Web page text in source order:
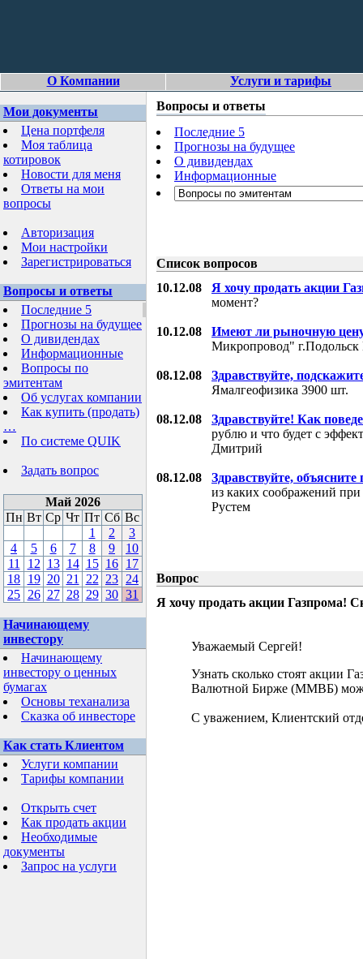
О Компании Услуги и тарифы
Мои документы
Цена портфеля
Моя таблица
котировок
Новости для меня
Ответы на мои
вопросы
Авторизация
Мои настройки
Зарегистрироваться
Вопросы и ответы
Последние 5
Прогнозы на будущее
О дивидендах
Информационные
Вопросы по
эмитентам
Об услугах компании
Как купить (продать)
…
По системе QUIK
Задать вопрос
Май 2026
Пн Вт Ср Чт Пт Сб Вс
1
2
3
4
5 6 7 8 9
10
11
12 13 14 15 16 17
18 19 20 21 22 23 24
25 26 27 28 29 30 31
Начинающему
инвестору
Начинающему
инвестору о ценных
бумагах
Основы теханализа
Сказка об инвесторе
Как стать Клиентом
Услуги компании
Тарифы компании
Открыть счет
Как продать акции
Необходимые
документы
Запрос на услуги
Вопросы и ответы
Последние 5
Прогнозы на будущее
О дивидендах
Информационные
Список вопросов
10.12.08 Я хочу продать акции
момент?
10.12.08
Имеют ли рыночную
Микропровод"
08.12.08
Здравствуйте,
Ямалгеофизика 3900 шт.
08.12.08
Здравствуйте! Как
рублю и что будет с
Дмитрий
08.12.08
Здравствуйте, объясните
из каких соображений
Рустем
Вопрос
Я хочу продать акции Газпрома!
Уважаемый Сергей!
Узнать сколько стоят акции
Валютной Бирже (ММВБ)
С уважением, Клиентский